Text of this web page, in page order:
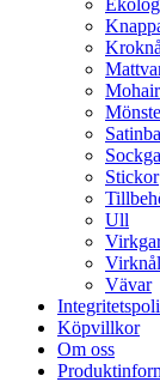
Mohair
Stickor
Ull
Vävar
Köpvillkor
Om oss